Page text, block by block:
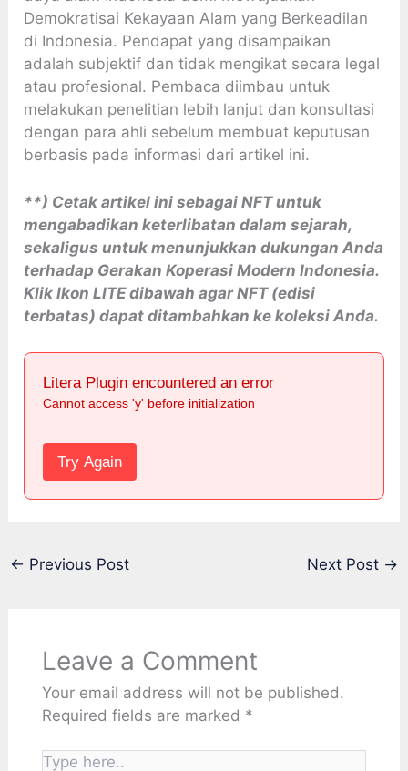
Demokratisai Kekayaan Alam yang Berkeadilan
di Indonesia. Pendapat yang disampaikan
adalah subjektif dan tidak mengikat secara legal
atau profesional. Pembaca diimbau untuk
melakukan penelitian lebih lanjut dan konsultasi
dengan para ahli sebelum membuat keputusan
berbasis pada informasi dari artikel ini.
**) Cetak artikel ini sebagai NFT untuk
mengabadikan keterlibatan dalam sejarah,
sekaligus untuk menunjukkan dukungan Anda
terhadap Gerakan Koperasi Modern Indonesia.
Klik Ikon LITE dibawah agar NFT (edisi
terbatas) dapat ditambahkan ke koleksi Anda.
Litera Plugin encountered an error
Cannot access 'y' before initialization
Try Again
← Previous Post Next Post →
Leave a Comment
Your email address will not be published.
Required fields are marked *
Type